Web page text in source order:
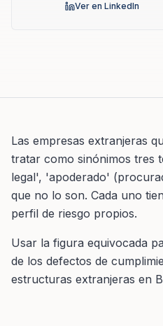
Ver en LinkedIn
Las empresas extranjeras
tratar como sinónimos tres
legal', 'apoderado'
que no lo son. Cada uno
perfil de riesgo propios.
Usar la figura equivocada
de los defectos de
estructuras extranjeras en